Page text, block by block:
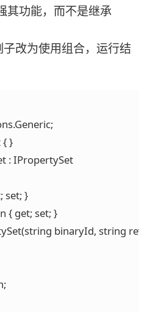
其功能，而不是继承
改为使用组合，运行结
{ }
: IPropertySet
set; }
{ get; set; }
binaryId, string